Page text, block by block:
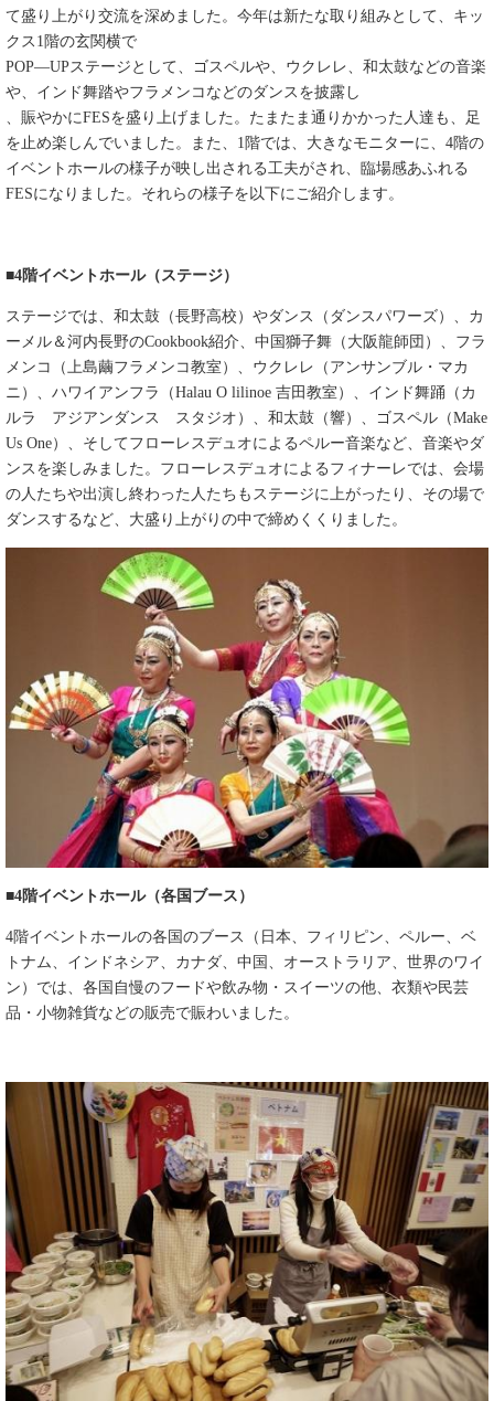
て盛り上がり交流を深めました。今年は新たな取り組みとして、キッ
クス1階の玄関横で
POP―UPステージとして、ゴスペルや、ウクレレ、和太鼓などの音楽
や、インド舞踏やフラメンコなどのダンスを披露し
、賑やかにFESを盛り上げました。たまたま通りかかった人達も、足
を止め楽しんでいました。また、1階では、大きなモニターに、4階の
イベントホールの様子が映し出される工夫がされ、臨場感あふれる
FESになりました。それらの様子を以下にご紹介します。
■4階イベントホール（ステージ）
ステージでは、和太鼓（長野高校）やダンス（ダンスパワーズ）、カ
ーメル＆河内長野のCookbook紹介、中国獅子舞（大阪龍師団）、フラ
メンコ（上島繭フラメンコ教室）、ウクレレ（アンサンブル・マカ
ニ）、ハワイアンフラ（Halau O lilinoe 吉田教室）、インド舞踊（カ
ルラ アジアンダンス スタジオ）、和太鼓（響）、ゴスペル（Make
Us One）、そしてフローレスデュオによるペルー音楽など、音楽やダ
ンスを楽しみました。フローレスデュオによるフィナーレでは、会場
の人たちや出演し終わった人たちもステージに上がったり、その場で
ダンスするなど、大盛り上がりの中で締めくくりました。
■4階イベントホール（各国ブース）
4階イベントホールの各国のブース（日本、フィリピン、ペルー、ベ
トナム、インドネシア、カナダ、中国、オーストラリア、世界のワイ
ン）では、各国自慢のフードや飲み物・スイーツの他、衣類や民芸
品・小物雑貨などの販売で賑わいました。